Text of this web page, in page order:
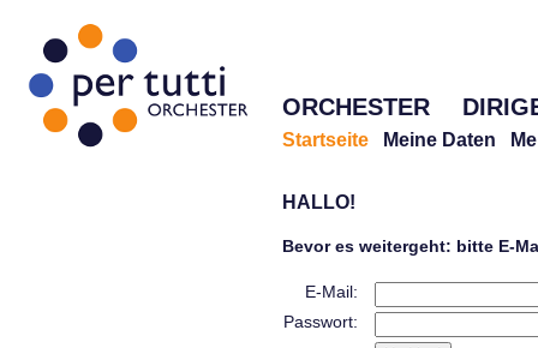
ORCHESTER
Startseite Meine Daten
HALLO!
Bevor es weitergeht: bitte E-
E-Mail:
Passwort: